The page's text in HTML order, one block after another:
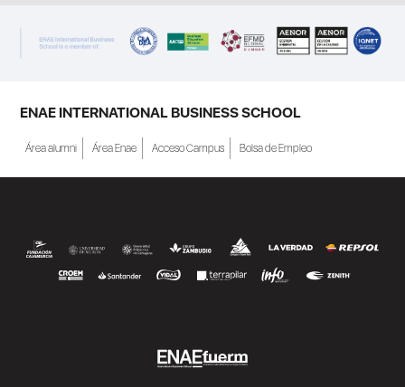
ENAE INTERNATIONAL BUSINESS SCHOOL
Área alumni Área Enae Acceso Campus Bolsa de Empleo